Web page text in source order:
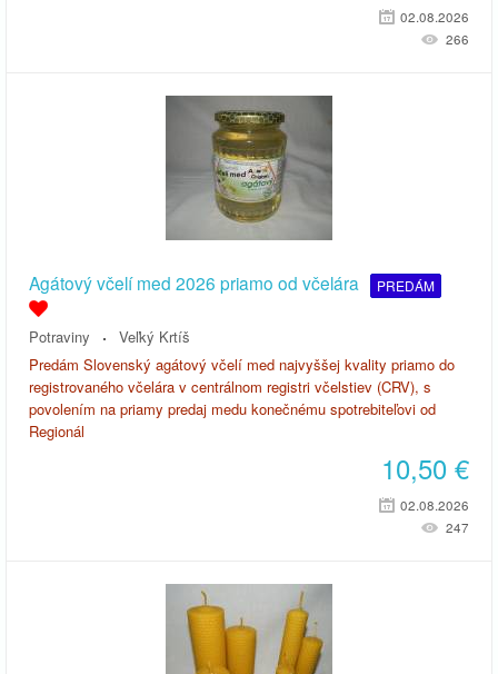
02.08.2026
266
Agátový včelí med 2026 priamo od včelára PREDÁM
Potraviny
Veľký Krtíš
Predám Slovenský agátový včelí med najvyššej kvality priamo do
registrovaného včelára v centrálnom registri včelstiev (CRV), s
povolením na priamy predaj medu konečnému spotrebiteľovi od
Regionál
10,50 €
02.08.2026
247